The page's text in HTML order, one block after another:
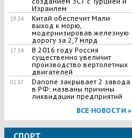
Израилем
19:24
Китай обеспечит Мали
выход к морю,
модернизировав железную
дорогу за 2,7 млрд
17:14
​В 2016 году Россия
существенно увеличит
производство вертолетных
двигателей
01:37
Danone закрывает 2 завода
в РФ: названы причины
ликвидации предприятий
ВСЕ НОВОСТИ »